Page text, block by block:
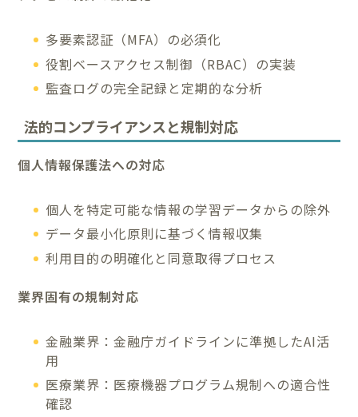
多要素認証（MFA）の必須化
役割ベースアクセス制御（RBAC）の実装
監査ログの完全記録と定期的な分析
法的コンプライアンスと規制対応
個人情報保護法への対応
個人を特定可能な情報の学習データからの除外
データ最小化原則に基づく情報収集
利用目的の明確化と同意取得プロセス
業界固有の規制対応
金融業界：金融庁ガイドラインに準拠したAI活
用
医療業界：医療機器プログラム規制への適合性
確認